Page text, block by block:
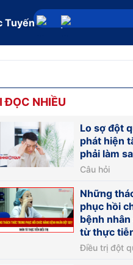
Tuyến Địa chỉ
ĐỌC NHIỀU
Lo sợ đột
phát hiện
phải làm
Câu hỏi
Những
phục hồi
bệnh
từ thực
Điều trị đột